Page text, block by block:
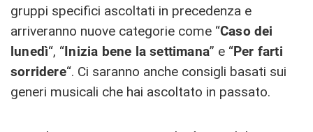
gruppi specifici ascoltati in precedenza e
arriveranno nuove categorie come “Caso dei
lunedì“, “Inizia bene la settimana” e “Per farti
sorridere“. Ci saranno anche consigli basati sui
generi musicali che hai ascoltato in passato.